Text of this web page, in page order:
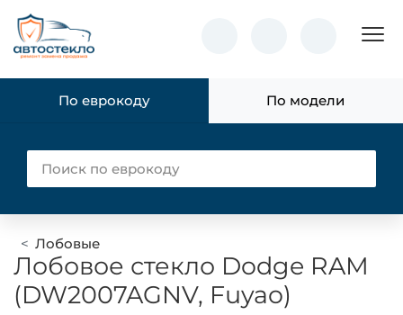
По еврокоду По модели
Лобовые
Лобовое стекло Dodge RAM
(DW2007AGNV, Fuyao)